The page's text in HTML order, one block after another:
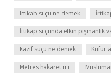
Irtikab suçu ne demek
İrtikap suçunda etkin pişmanlık
Kazif suçu ne demek Küfür
Metres hakaret mi